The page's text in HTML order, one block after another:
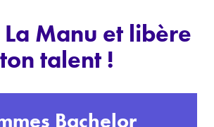
Manu et libère
ton talent !
Bachelor